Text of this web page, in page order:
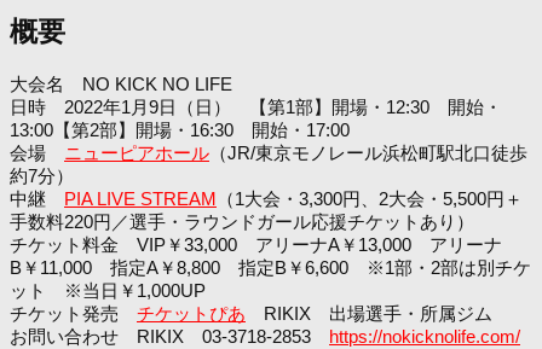
概要
大会名 NO KICK NO LIFE
日時 2022年1月9日（日） 【第1部】開場・12:30 開始・
13:00【第2部】開場・16:30 開始・17:00
会場 ニューピアホール （JR/東京モノレール浜松町駅北口徒歩
約7分）
中継 PIA LIVE STREAM （1大会・3,300円、2大会・5,500円＋
手数料220円／選手・ラウンドガール応援チケットあり）
チケット料金 VIP￥33,000 アリーナA￥13,000 アリーナ
B￥11,000 指定A￥8,800 指定B￥6,600 ※1部・2部は別チケ
ット ※当日￥1,000UP
チケット発売 チケットぴあ RIKIX 出場選手・所属ジム
お問い合わせ RIKIX 03-3718-2853 https://nokicknolife.com/